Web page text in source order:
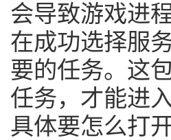
会导致游戏进程
在成功选择服
要的任务。这
任务，才能进
具体要怎么打